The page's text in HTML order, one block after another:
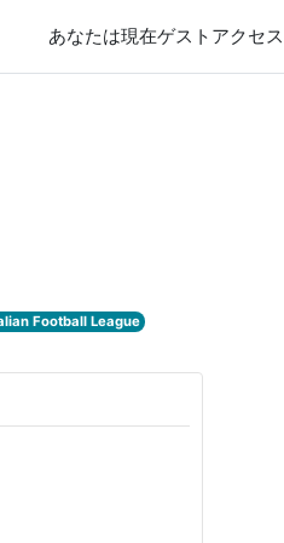
あなたは現在ゲストアクセ
Football League